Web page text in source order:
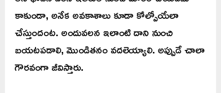
కాకుండా, అనేక అవకాశాలు కూడా కోల్పోయేలా
చేస్తుందంట. అందువలన ఇలాంటి దాని నుంచి
బయటపడాలి, మొండితనం వదలెయ్యాలి. అప్పుడే చాలా
గౌరవంగా జీవిస్తారు.